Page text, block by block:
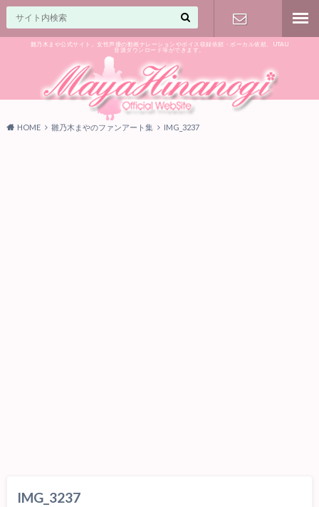
雛乃木まや公式サイト。女性声優の動画ナレーションやボイス収録依頼・ボーカル依頼、UTAU
音源ダウンロード等ができます。
気軽に♪
HOME 雛乃木まやのファンアート集 IMG_3237
IMG_3237